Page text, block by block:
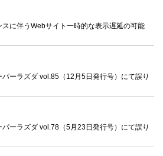
スに伴うWebサイト一時的な表示遅延の可能
パーラズダ vol.85（12月5日発行号）にて誤り
パーラズダ vol.78（5月23日発行号）にて誤り